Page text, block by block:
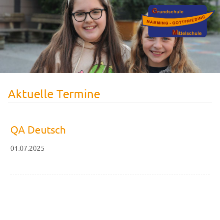
Aktuelle Termine
QA Deutsch
01.07.2025